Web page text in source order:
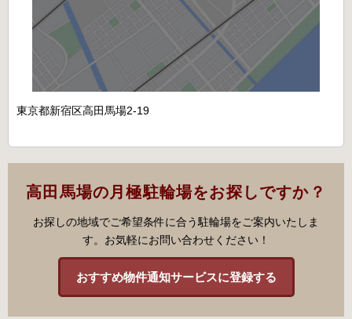
東京都新宿区高田馬場2-19
高田馬場の月極駐輪場をお探しですか？
お探しの地域でご希望条件に合う駐輪場をご案内いたしま
す。お気軽にお問い合わせください！
おすすめ物件通知サービスに登録する